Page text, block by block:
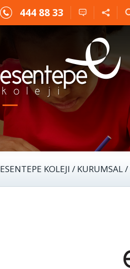
444 88 33
ESENTEPE KOLEJI / KURUMSAL/